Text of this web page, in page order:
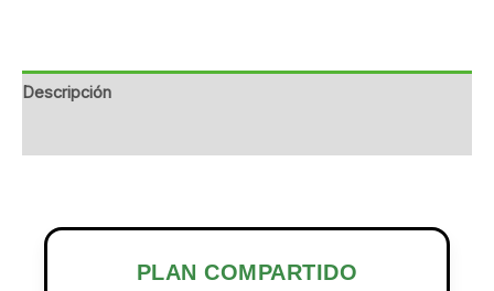
Descripción
PLAN COMPARTIDO